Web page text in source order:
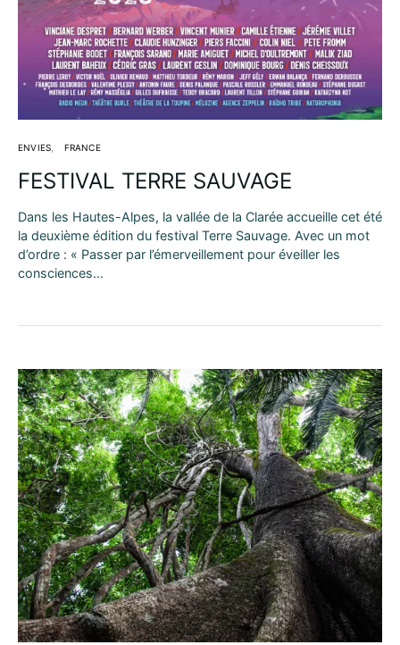
ENVIES FRANCE
FESTIVAL TERRE SAUVAGE
Dans les Hautes-Alpes, la vallée de la Clarée accueille cet été
la deuxième édition du festival Terre Sauvage. Avec un mot
d’ordre : « Passer par l’émerveillement pour éveiller les
consciences…